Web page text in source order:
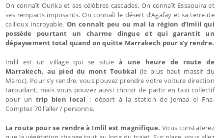
On connaît Ourika et ses célèbres cascades. On connaît Essaouira et
ses remparts imposants. On connaît le désert d’Agafay et sa terre de
cailloux incroyable. On connaît peu ou mal la région d’Imlil qui
possède pourtant un charme dingue et qui garantit un
dépaysement total quand on quitte Marrakech pour s’y rendre.
Imlil est un village qui se situe à une heure de route de
Marrakech, au pied du mont Toubkal (le plus haut massif du
Maroc). Pour s’y rendre, vous pouvez prendre votre voiture direction
taroudant, mais vous pouvez aussi choisir de partir en taxi collectif
pour un trip bien local : départ à la station de Jemaa el Fna.
Comptez 70 l’aller / personne.
La route pour se rendre à Imlil est magnifique.Vous constaterez